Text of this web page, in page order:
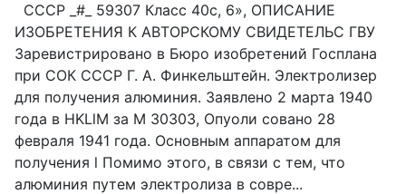
СССР _#_ 59307 Класс 40с, 6», ОПИСАНИЕ
ИЗОБРЕТЕНИЯ К АВТОРСКОМУ СВИДЕТЕЛЬС ГВУ
Заревистрировано в Бюро изобретений Госплана
при СОК CCCР Г. А. Финкельштейн. Электролизер
для получения алюминия. Заявлено 2 марта 1940
года в HKLlM за М 30303, Опуоли совано 28
февраля 1941 года. Основным аппаратом для
получения l Помимо этого, в связи с тем, что
алюминия путем электролиза в совре...